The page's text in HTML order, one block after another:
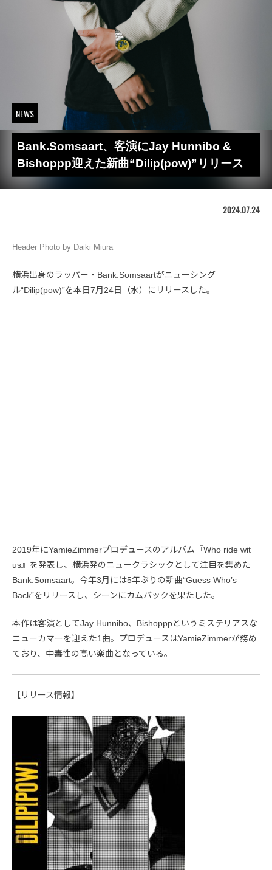
NEWS
Bank.Somsaart、客演にJay Hunnibo &
Bishoppp迎えた新曲“Dilip(pow)”リリース
2024.07.24
Header Photo by Daiki Miura
横浜出身のラッパー・Bank.Somsaartがニューシング
ル“Dilip(pow)”を本日7月24日（水）にリリースした。
2019年にYamieZimmerプロデュースのアルバム『Who ride wit
us』を発表し、横浜発のニュークラシックとして注目を集めた
Bank.Somsaart。今年3月には5年ぶりの新曲“Guess Who’s
Back”をリリースし、シーンにカムバックを果たした。
本作は客演としてJay Hunnibo、Bishopppというミステリアスな
ニューカマーを迎えた1曲。プロデュースはYamieZimmerが務め
ており、中毒性の高い楽曲となっている。
【リリース情報】